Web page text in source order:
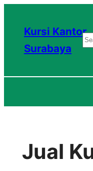
konten
Kursi Kantor
Surabaya
S
a
c
Jual